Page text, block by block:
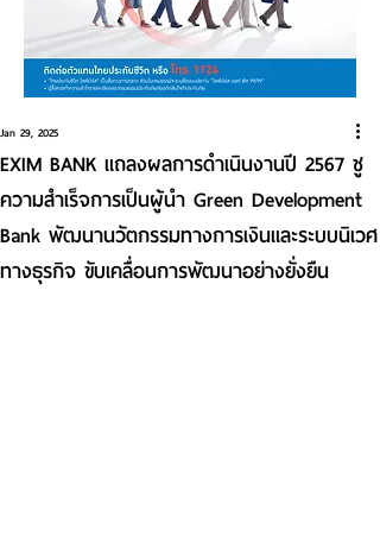
EXIM BANK แถลงผลการดำเนินงานปี 2567 ชู
ความสำเร็จการเป็นผู้นำ Green Development
Bank พัฒนานวัตกรรมทางการเงินและระบบนิเวศ
ทางธุรกิจ ขับเคลื่อนการพัฒนาอย่างยั่งยืน
Jan 29, 2025